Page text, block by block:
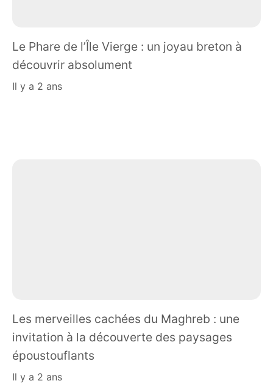
Le Phare de l’Île Vierge : un joyau breton à
découvrir absolument
il y a 2 ans
Les merveilles cachées du Maghreb : une
invitation à la découverte des paysages
époustouflants
il y a 2 ans